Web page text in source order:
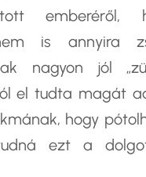
emberéről,
is annyira
nagyon jól
el tudta magát
hogy
ezt a